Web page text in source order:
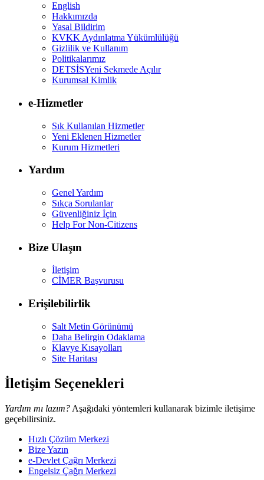
English
Hakkımızda
Yasal Bildirim
KVKK Aydınlatma Yükümlülüğü
Gizlilik ve Kullanım
Politikalarımız
DETSİSYeni Sekmede Açılır
Kurumsal Kimlik
e-Hizmetler
Sık Kullanılan Hizmetler
Yeni Eklenen Hizmetler
Kurum Hizmetleri
Yardım
Genel Yardım
Sıkça Sorulanlar
Güvenliğiniz İçin
Help For Non-Citizens
Bize Ulaşın
İletişim
CİMER Başvurusu
Erişilebilirlik
Salt Metin Görünümü
Daha Belirgin Odaklama
Klavye Kısayolları
Site Haritası
İletişim Seçenekleri
Yardım mı lazım? Aşağıdaki yöntemleri kullanarak bizimle iletişime
geçebilirsiniz.
Hızlı Çözüm Merkezi
Bize Yazın
e-Devlet Çağrı Merkezi
Engelsiz Çağrı Merkezi